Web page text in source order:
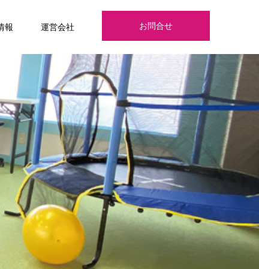
お問合せ
報 運営会社